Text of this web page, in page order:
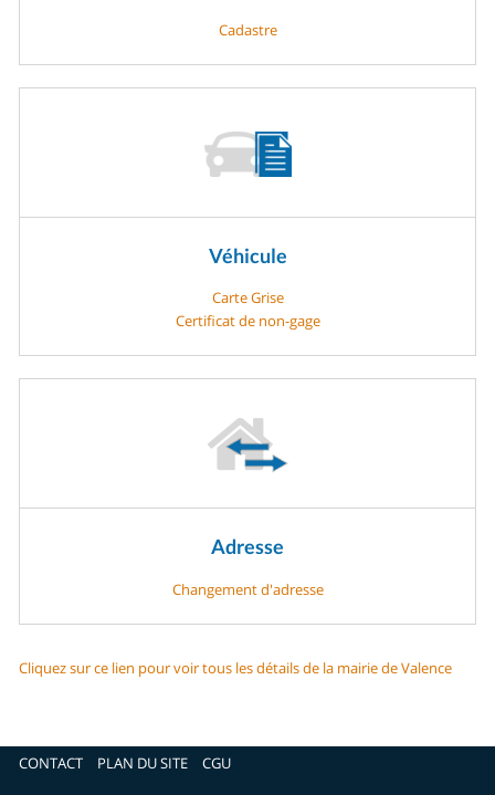
Cadastre
Véhicule
Carte Grise
Certificat de non-gage
Adresse
Changement d'adresse
Cliquez sur ce lien pour voir tous les détails de la mairie de Valence
CONTACT PLAN DU SITE CGU